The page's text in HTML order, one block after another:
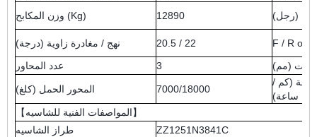
وزن المكابح (Kg)
12890 (رجل)
نهج / مغادرة زاوية (درجة) 20.5 / 22
F / R
عدد المحاور
3 (مم)
المحور الحمل (كلغ) 7000/18000
(كم /
ساعة)
【المواصفات الفنية للشاسيه】
طراز الشاسيه
ZZ1251N3841C